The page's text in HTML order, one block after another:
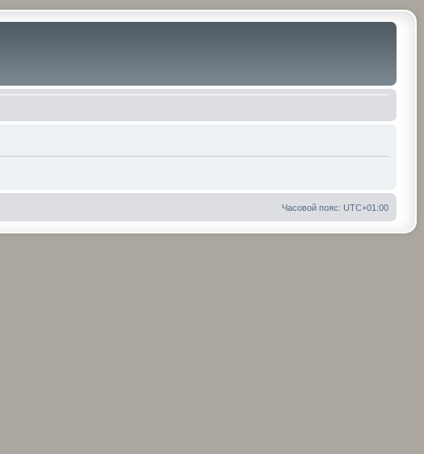
Часовой пояс: UTC+01:00